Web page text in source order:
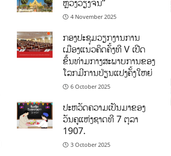
ຫຼວງວຽງຈັນ”
4 November 2025
ກອງປະຊຸມວຽກງານການ
ເມືອງແນວຄິດຄັ້ງທີ V ເປີດ
ຂຶ້ນທ່າມກາງສະພາບການຂອງ
ໂລກມີການປ່ຽນແປງຄັ້ງໃຫຍ່
6 October 2025
ປະຫວັດຄວາມເປັນມາຂອງ
ວັນຄູແຫ່ງຊາດທີ 7 ຕຸລາ
1907.
3 October 2025